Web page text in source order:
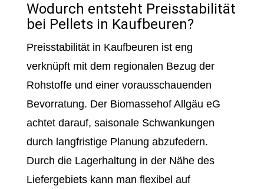
Wodurch entsteht Preisstabilität
bei Pellets in Kaufbeuren?
Preisstabilität in Kaufbeuren ist eng
verknüpft mit dem regionalen Bezug der
Rohstoffe und einer vorausschauenden
Bevorratung. Der Biomassehof Allgäu eG
achtet darauf, saisonale Schwankungen
durch langfristige Planung abzufedern.
Durch die Lagerhaltung in der Nähe des
Liefergebiets kann man flexibel auf